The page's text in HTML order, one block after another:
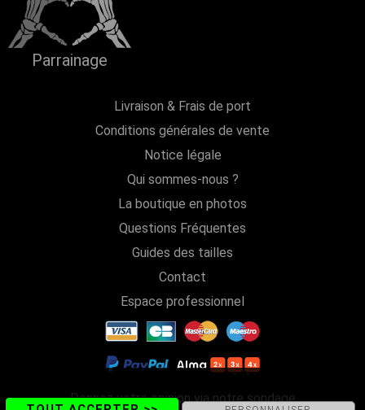
Parrainage
Livraison & Frais de port
Conditions générales de vente
Notice légale
Qui sommes-nous ?
La boutique en photos
Questions Fréquentes
Guides des tailles
Contact
Espace professionnel
Donnez votre opinion via notre sondage